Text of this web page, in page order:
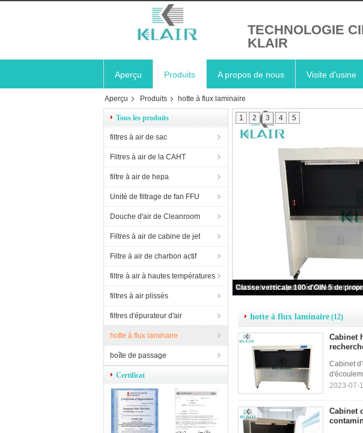
TECHNOLOGIE
KLAIR
Aperçu Produits A propos de nous Visite d'usine
Aperçu Produits hotte à flux laminaire
Tous les produits
filtres à air de sac
Filtres à air de la CAHT
filtre à air de hepa
Unité de filtrage de fan FFU
Douche d'air de Cleanroom
Filtres à air de cabine de jet
Filtre à air de charbon actif
filtre à air à hautes températures
filtres à air plissés
filtres d'épurateur d'air
hotte à flux laminaire
boîte de passage
Certificat
1 2 3 4 5
hotte à flux laminaire (12)
Cabinet
Cabinet
2023-07-
Cabinet